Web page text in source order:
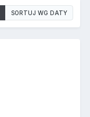
SORTUJ WG DATY